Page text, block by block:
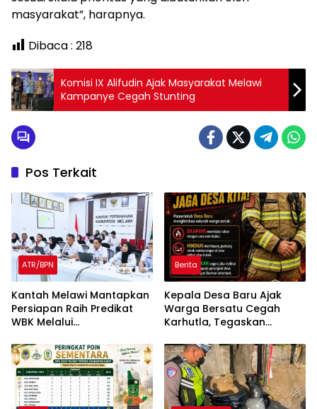
masyarakat”, harapnya.
Dibaca : 218
Komisi IX Alifudin Ajak Masyarakat Melawi
Kampanye Cegah Stunting
Pos Terkait
ATR/BPN
Kantah Melawi Mantapkan
Persiapan Raih Predikat
WBK Melalui
dan Verifikasi Lapangan
Berita
Kepala Desa Baru Ajak
Warga Bersatu Cegah
Karhutla, Tegaskan
Lahan